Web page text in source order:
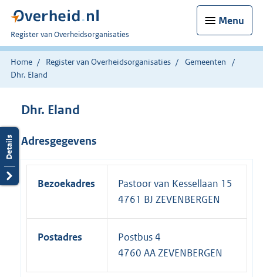
Menu
U
bent
nu
hier:
Register van Overheidsorganisaties
Home Register van Overheidsorganisaties
Gemeenten
Dhr. Eland
Dhr. Eland
Adresgegevens
Bezoekadres
Pastoor van Kessellaan 15
4761 BJ ZEVENBERGEN
Postadres
Postbus 4
4760 AA ZEVENBERGEN